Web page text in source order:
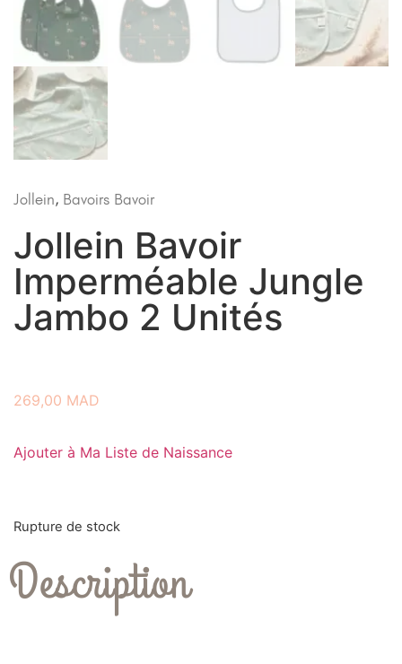
Jollein, Bavoirs Bavoir
Jollein Bavoir
Imperméable Jungle
Jambo 2 Unités
269,00 MAD
Ajouter à Ma Liste de Naissance
Rupture de stock
Description